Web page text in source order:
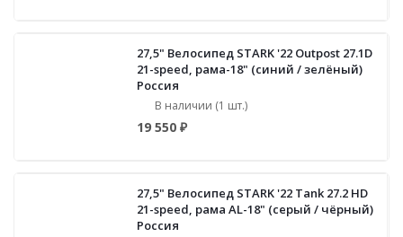
27,5" Велосипед STARK '22 Outpost 27.1D
21-speed, рама-18" (синий / зелёный)
Россия
В наличии (1 шт.)
19 550 ₽
27,5" Велосипед STARK '22 Tank 27.2 HD
21-speed, рама AL-18" (серый / чёрный)
Россия